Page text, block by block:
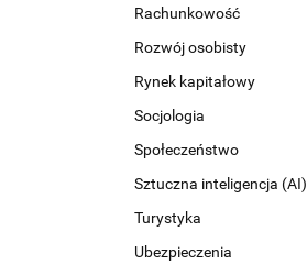
Rachunkowość
Rozwój osobisty
Rynek kapitałowy
Socjologia
Społeczeństwo
Sztuczna inteligencja (AI)
Turystyka
Ubezpieczenia